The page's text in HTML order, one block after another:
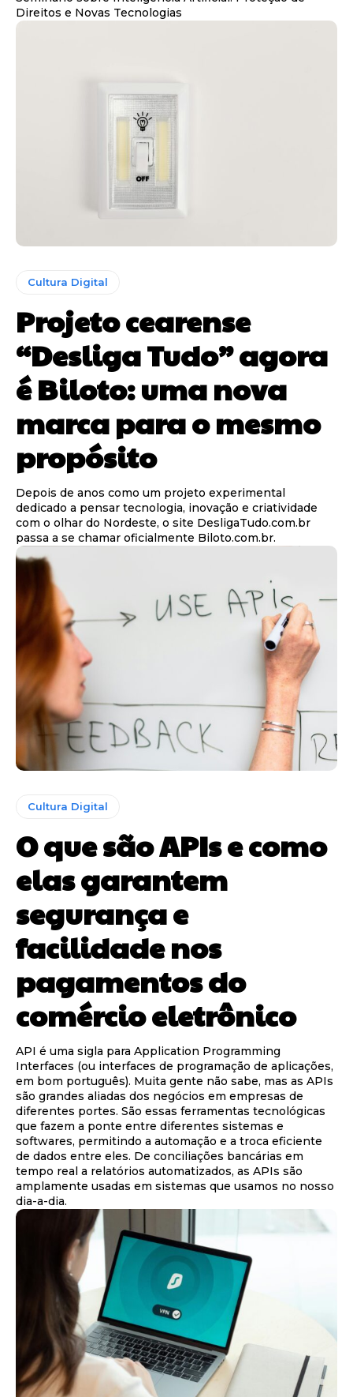
Direitos e Novas Tecnologias
Cultura Digital
Projeto cearense
“Desliga Tudo” agora
é Biloto: uma nova
marca para o mesmo
propósito
Depois de anos como um projeto experimental
dedicado a pensar tecnologia, inovação e criatividade
com o olhar do Nordeste, o site DesligaTudo.com.br
passa a se chamar oficialmente Biloto.com.br.
Cultura Digital
O que são APIs e como
elas garantem
segurança e
facilidade nos
pagamentos do
comércio eletrônico
API é uma sigla para Application Programming
Interfaces (ou interfaces de programação de aplicações,
em bom português). Muita gente não sabe, mas as APIs
são grandes aliadas dos negócios em empresas de
diferentes portes. São essas ferramentas tecnológicas
que fazem a ponte entre diferentes sistemas e
softwares, permitindo a automação e a troca eficiente
de dados entre eles. De conciliações bancárias em
tempo real a relatórios automatizados, as APIs são
amplamente usadas em sistemas que usamos no nosso
dia-a-dia.